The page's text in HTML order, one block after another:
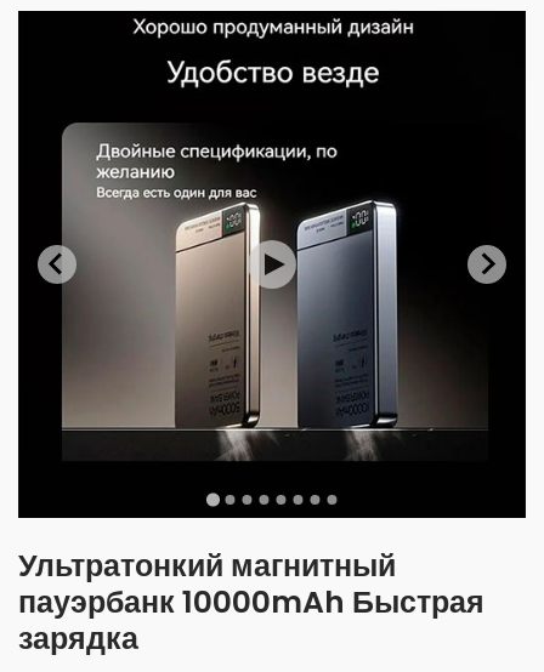
Ультратонкий магнитный
пауэрбанк 10000mAh Быстрая
зарядка